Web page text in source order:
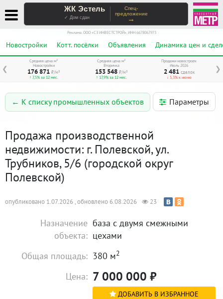
ЖК Эстель
✓ Дом сдан
Спец-
предложение
→
Реклама. ООО «СЗ ИНВЕСТСТРОЙ», ИНН 6678067973
Новостройки Котт. посёлки Объявления Динамика цен и
❮ ❯
Средняя цена м²
Новостройки
176 871 ₽/м²
↑ 7,5% за 12 мес.
Средняя цена м²
Вторичка
153 548 ₽/м²
↑ 17,9% за 12 мес.
Продажи новостроек
Июль 2026
2 481 сделок
↓ 5,3% к июню
← К списку промышленных объектов Параметры
Продажа производственной
недвижимости: г. Полевской, ул.
Трубников, 5/6 (городской округ
Полевской)
опубликовано 1.07.2026 , обновлено 6.08.2026 23
Назначение
объекта:
база с двумя смежными
цехами
Общая площадь: 380 м2
Цена: 7 000 000 ₽
ДОБАВИТЬ В ИЗБРАННОЕ